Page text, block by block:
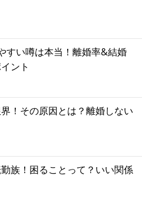
すい噂は本当！離婚率&結婚
ント
！その原因とは？離婚しない
族！困ることって？いい関係